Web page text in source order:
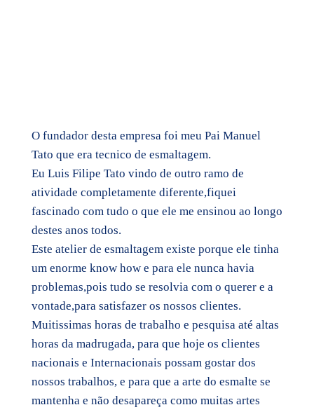
O fundador desta empresa foi meu Pai Manuel
Tato que era tecnico de esmaltagem.
Eu Luis Filipe Tato vindo de outro ramo de
atividade completamente diferente,fiquei
fascinado com tudo o que ele me ensinou ao longo
destes anos todos.
Este atelier de esmaltagem existe porque ele tinha
um enorme know how e para ele nunca havia
problemas,pois tudo se resolvia com o querer e a
vontade,para satisfazer os nossos clientes.
Muitissimas horas de trabalho e pesquisa até altas
horas da madrugada, para que hoje os clientes
nacionais e Internacionais possam gostar dos
nossos trabalhos, e para que a arte do esmalte se
mantenha e não desapareça como muitas artes